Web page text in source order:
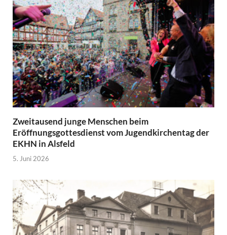
Zweitausend junge Menschen beim
Eröffnungsgottesdienst vom Jugendkirchentag der
EKHN in Alsfeld
5. Juni 2026